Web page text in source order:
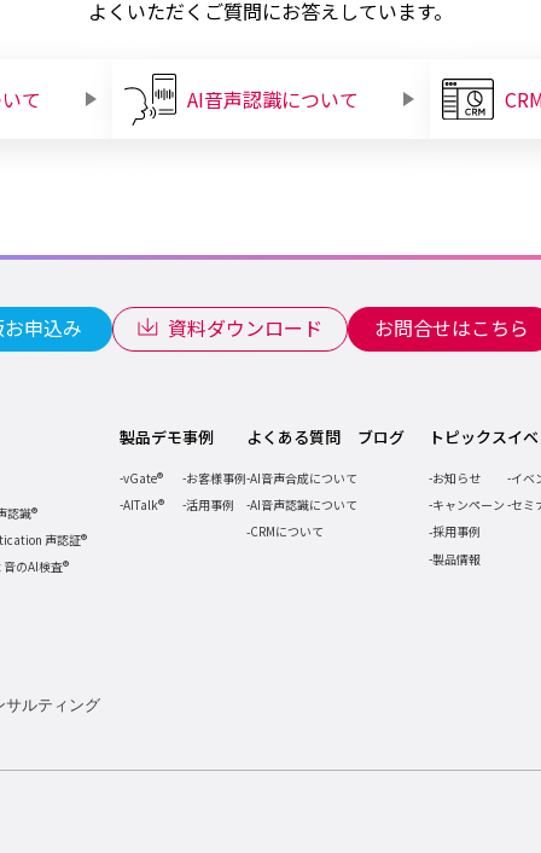
よくいただくご質問にお答えしています。
て AI音声認識について
申込み 資料ダウンロード お問合せはこちら
認識®
声認証®
のAI検査®
サルティング
製品デモ
vGate®
AITalk®
事例
お客様事例
活用事例
よくある質問
AI音声合成について
AI音声認識について
CRMについて
ブログ トピックス
お知らせ
キャンペーン
採用事例
製品情報
イ
イベ
セミ